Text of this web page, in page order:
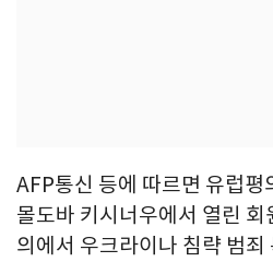
AFP통신 등에 따르면 유럽
몰도바 키시너우에서 열린 회
의에서 우크라이나 침략 범죄